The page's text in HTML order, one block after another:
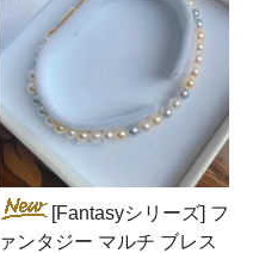
[Fantasyシリーズ] フ
ァンタジー マルチ ブレス